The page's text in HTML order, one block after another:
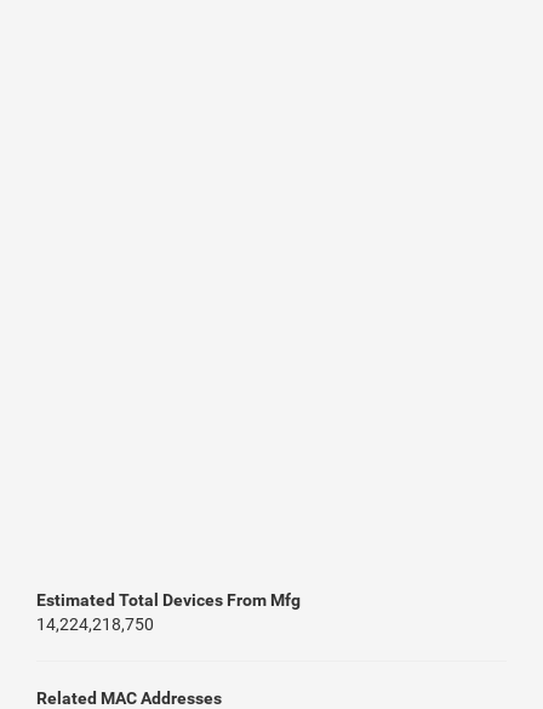
Estimated Total Devices From Mfg
14,224,218,750
Related MAC Addresses